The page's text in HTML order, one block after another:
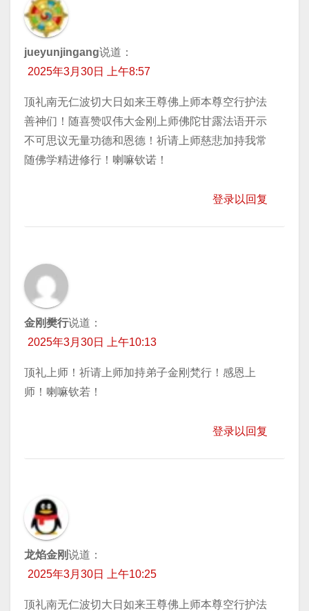
jueyunjingang说道：
2025年3月30日 上午8:57
顶礼南无仁波切大日如来王尊佛上师本尊空行护法
善神们！随喜赞叹伟大金刚上师佛陀甘露法语开示
不可思议无量功德和恩德！祈请上师慈悲加持我常
随佛学精进修行！喇嘛钦诺！
登录以回复
金刚樊行说道：
2025年3月30日 上午10:13
顶礼上师！祈请上师加持弟子金刚梵行！感恩上
师！喇嘛钦若！
登录以回复
龙焰金刚说道：
2025年3月30日 上午10:25
顶礼南无仁波切大日如来王尊佛上师本尊空行护法